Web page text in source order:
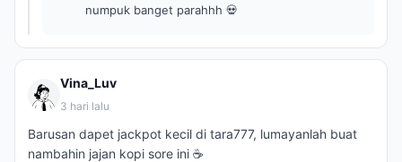
numpuk banget parahhh 💀
Vina_Luv
3 hari lalu
Barusan dapet jackpot kecil di tara777, lumayanlah buat
nambahin jajan kopi sore ini ☕